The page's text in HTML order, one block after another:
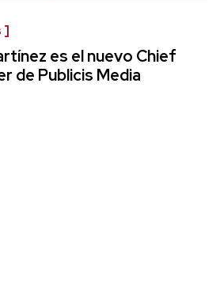
es el nuevo Chief
de Publicis Media